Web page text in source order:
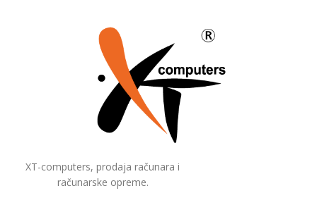
XT-computers, prodaja računara i
računarske opreme.